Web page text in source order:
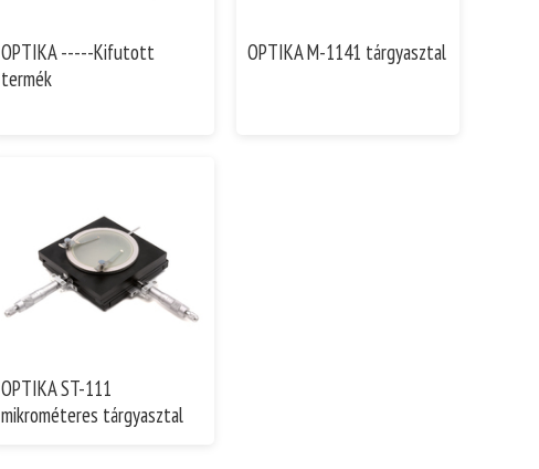
OPTIKA -----Kifutott
termék
OPTIKA M-1141 tárgyasztal
OPTIKA ST-111
mikrométeres tárgyasztal